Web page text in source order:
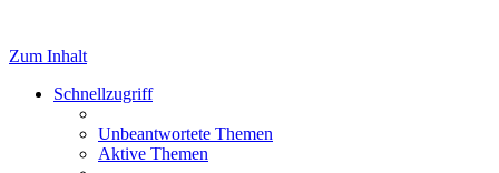
Zum Inhalt
Schnellzugriff
Unbeantwortete Themen
Aktive Themen